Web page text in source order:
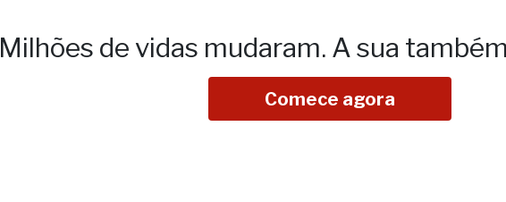
Milhões de vidas mudaram. A sua
Comece agora